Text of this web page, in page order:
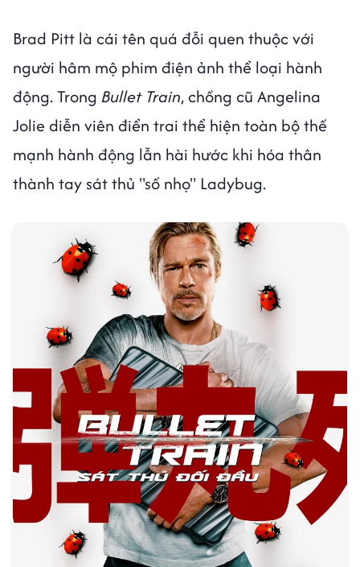
Brad Pitt là cái tên quá đỗi quen thuộc với
người hâm mộ phim điện ảnh thể loại hành
động. Trong Bullet Train, chồng cũ Angelina
Jolie diễn viên điển trai thể hiện toàn bộ thế
mạnh hành động lẫn hài hước khi hóa thân
thành tay sát thủ "số nhọ" Ladybug.